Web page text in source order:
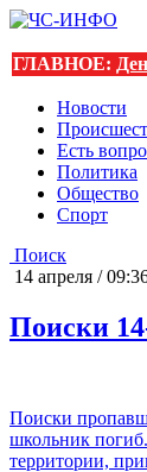
ГЛАВНОЕ:
Новости
Есть
Политика
Общество
Спорт
Поиск
14 апреля /
Поиски
Поиски
школьник
территории,